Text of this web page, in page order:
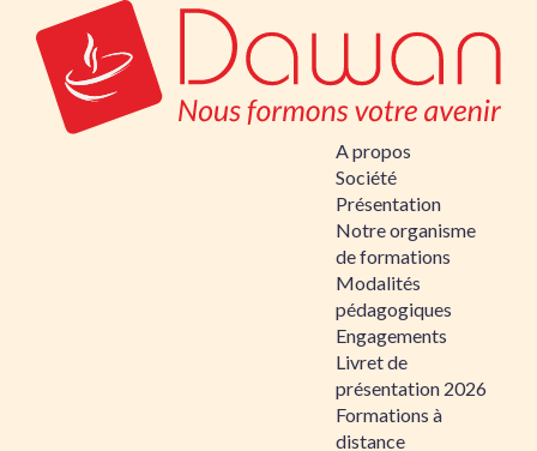
A propos
Société
Présentation
Notre organisme
de formations
Modalités
pédagogiques
Engagements
Livret de
présentation 2026
Formations à
distance